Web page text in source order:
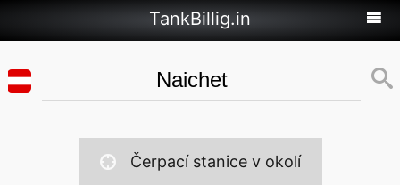
TankBillig.in
Čerpací stanice v okolí